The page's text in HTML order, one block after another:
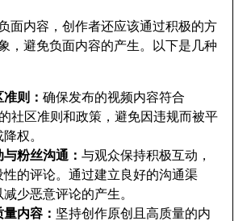
面内容，创作者还应该通过积极的方
，避免负面内容的产生。以下是几种
准则：确保发布的视频内容符合
的社区准则和政策，避免因违规而被平
权。
与粉丝沟通：与观众保持积极互动，
性的评论。通过建立良好的沟通渠
少恶意评论的产生。
内容： 坚持创作原创且高质量的内